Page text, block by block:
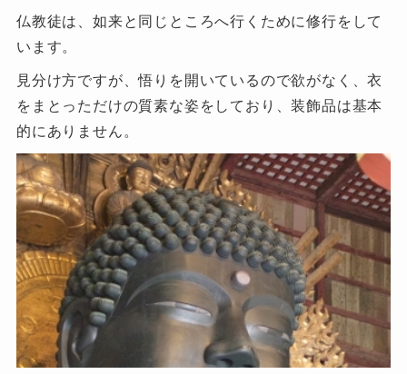
仏教徒は、如来と同じところへ行くために修行をして
います。
見分け方ですが、悟りを開いているので欲がなく、衣
をまとっただけの質素な姿をしており、装飾品は基本
的にありません。